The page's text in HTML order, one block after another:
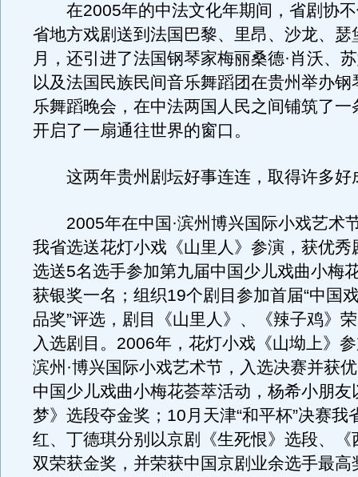
在2005年的中法文化年期间，省剧协不
省地方戏剧送到法国巴黎、里昂、沙龙、瑟
月，还引进了法国钢琴家梅丽桑德·肖沃、
以及法国民族民间音乐舞蹈团在贵州举办钢
乐舞蹈晚会，在中法两国人民之间铺筑了一
开启了一扇通往世界的窗口。
这两年贵州剧坛好事连连，取得许多好
2005年在中国·滨州博兴国际小戏艺术
我省选送花灯小戏《山里人》参演，获优秀
选送5名选手参加第九届中国少儿戏曲小梅
获银奖一名；组织19个剧目参加首届“中国
品奖”评选，剧目《山里人》、《辣子鸡》
入选剧目。2006年，花灯小戏《山坳上》
滨州·博兴国际小戏艺术节，入选决赛并获
中国少儿戏曲小梅花荟萃活动，杨希小朋友
梦》选段夺金奖；10月天津“和平杯”决赛我
红、丁德琪分别以京剧《生死恨》选段、《
双荣获金奖，并荣获中国京剧业余选手最